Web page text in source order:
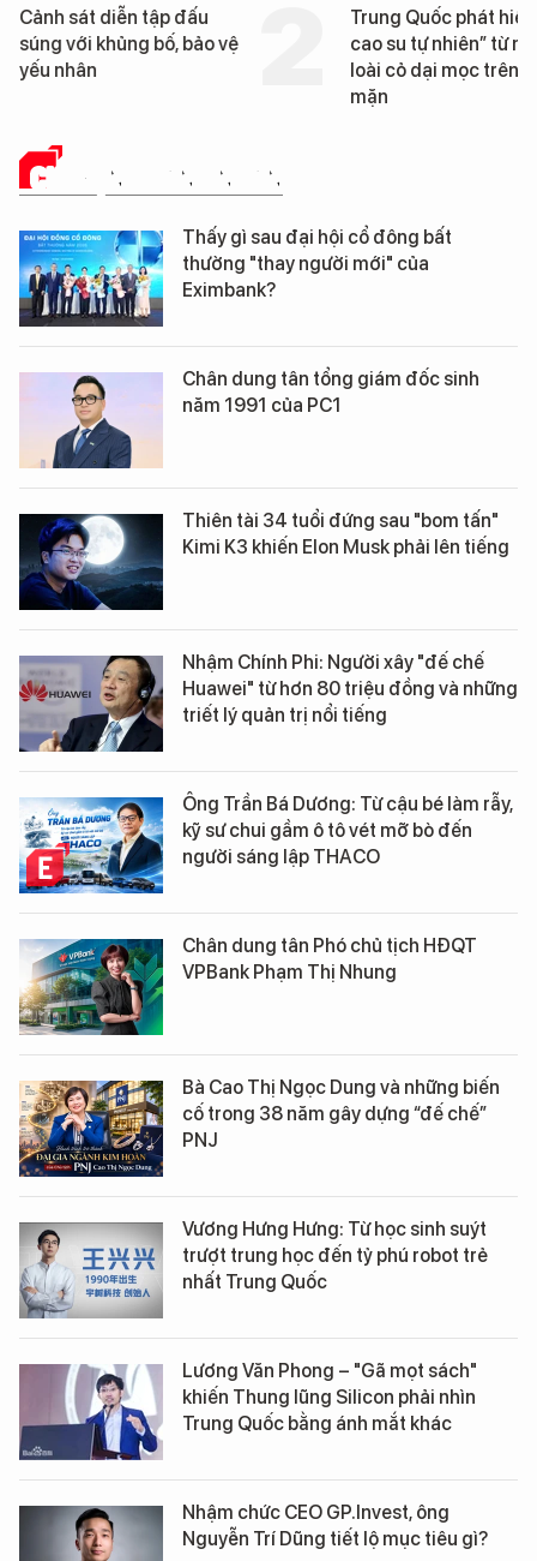
Trung Quốc phát hiện “mỏ
cao su tự nhiên” từ một
loài cỏ dại mọc trên đất
Loạt dự án bất động
Đà Nẵng sắp bị kiểm
CHUYỆN DOANH NHÂN
Thấy gì sau đại hội cổ đông bất
thường "thay người mới" của
Eximbank?
Chân dung tân tổng giám đốc sinh
năm 1991 của PC1
Thiên tài 34 tuổi đứng sau "bom tấn"
Kimi K3 khiến Elon Musk phải lên tiếng
Nhậm Chính Phi: Người xây "đế chế
Huawei" từ hơn 80 triệu đồng và những
triết lý quản trị nổi tiếng
Ông Trần Bá Dương: Từ cậu bé làm rẫy,
kỹ sư chui gầm ô tô vét mỡ bò đến
người sáng lập THACO
Chân dung tân Phó chủ tịch HĐQT
VPBank Phạm Thị Nhung
Bà Cao Thị Ngọc Dung và những biến
cố trong 38 năm gây dựng “đế chế”
PNJ
Vương Hưng Hưng: Từ học sinh suýt
trượt trung học đến tỷ phú robot trẻ
nhất Trung Quốc
Lương Văn Phong – "Gã mọt sách"
khiến Thung lũng Silicon phải nhìn
Trung Quốc bằng ánh mắt khác
Nhậm chức CEO GP.Invest, ông
Nguyễn Trí Dũng tiết lộ mục tiêu gì?